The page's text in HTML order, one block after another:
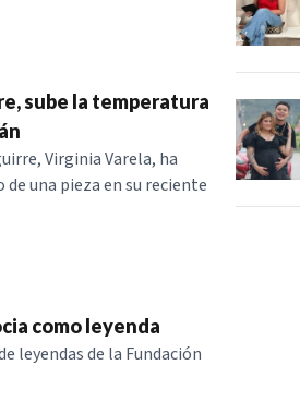
sube la temperatura
Virginia Varela, ha
una pieza en su reciente
como leyenda
leyendas de la Fundación